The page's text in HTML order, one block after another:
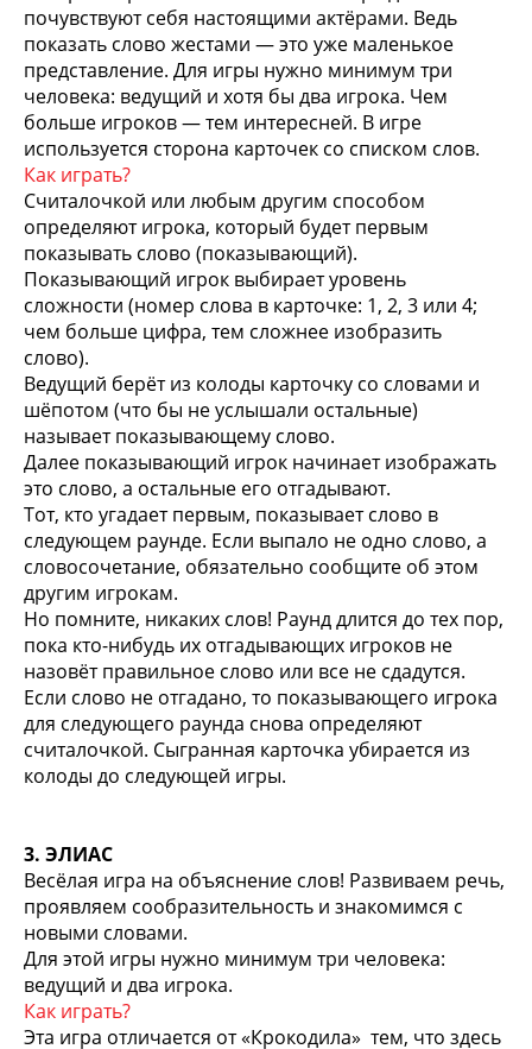
почувствуют себя настоящими актёрами. Ведь
показать слово жестами — это уже маленькое
представление. Для игры нужно минимум три
человека: ведущий и хотя бы два игрока. Чем
больше игроков — тем интересней. В игре
используется сторона карточек со списком слов.
Как играть?
Считалочкой или любым другим способом
определяют игрока, который будет первым
показывать слово (показывающий).
Показывающий игрок выбирает уровень
сложности (номер слова в карточке: 1, 2, 3 или 4;
чем больше цифра, тем сложнее изобразить
слово).
Ведущий берёт из колоды карточку со словами и
шёпотом (что бы не услышали остальные)
называет показывающему слово.
Далее показывающий игрок начинает изображать
это слово, а остальные его отгадывают.
Тот, кто угадает первым, показывает слово в
следующем раунде. Если выпало не одно слово, а
словосочетание, обязательно сообщите об этом
другим игрокам.
Но помните, никаких слов! Раунд длится до тех пор,
пока кто-нибудь их отгадывающих игроков не
назовёт правильное слово или все не сдадутся.
Если слово не отгадано, то показывающего игрока
для следующего раунда снова определяют
считалочкой. Сыгранная карточка убирается из
колоды до следующей игры.
3. ЭЛИАС
Весёлая игра на объяснение слов! Развиваем речь,
проявляем сообразительность и знакомимся с
новыми словами.
Для этой игры нужно минимум три человека:
ведущий и два игрока.
Как играть?
Эта игра отличается от «Крокодила» тем, что здесь